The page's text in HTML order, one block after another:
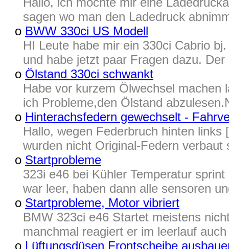
sagen wo man den Ladedruck
o BWW 330ci US Modell
HI Leute habe mir ein 330ci Cabrio
und habe jetzt paar Fragen dazu.
o Ölstand 330ci schwankt
Habe vor kurzem Ölwechsel machen
ich Probleme,den Ölstand
o Hinterachsfedern gewechselt -
Hallo, wegen Federbruch hinten
wurden nicht Original-Federn
o Startprobleme
323i e46 bei Kühler Temperatur
war leer, haben dann alle sensoren
o Startprobleme, Motor vibriert
BMW 323ci e46 Startet meistens
manchmal reagiert er im leerlauf
o Lüftungsdüsen Frontscheibe